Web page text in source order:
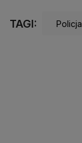
TAGI: Policja